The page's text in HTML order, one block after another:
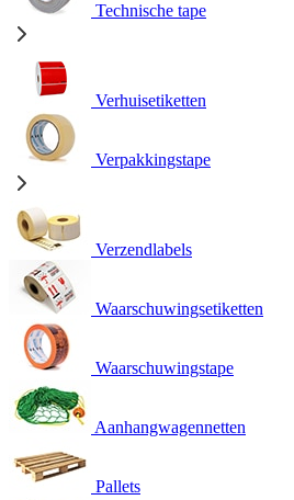
Technische tape
Verhuisetiketten
Verpakkingstape
Verzendlabels
Waarschuwingsetiketten
Waarschuwingstape
Aanhangwagennetten
Pallets